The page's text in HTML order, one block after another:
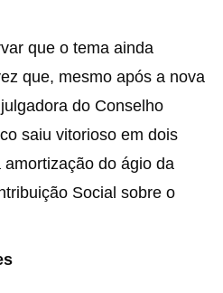
que o tema ainda
que, mesmo após a nova
do Conselho
saiu vitorioso em dois
do ágio da
Social sobre o